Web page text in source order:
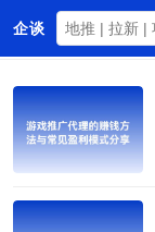
企谈
商务资源
资讯动态
关于我们